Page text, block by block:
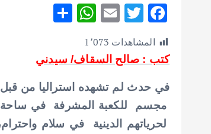
F
ac
e
b
o
o
k
T
w
it
te
r
E
m
ai
l
W
at
s
A
p
p
ar
e
المشاهدات 1٬073
كتب : صالح السقاف/ سيدني
مجسم للكعبة المشرفة في ساحة
لحرياتهم الدينية في سلام